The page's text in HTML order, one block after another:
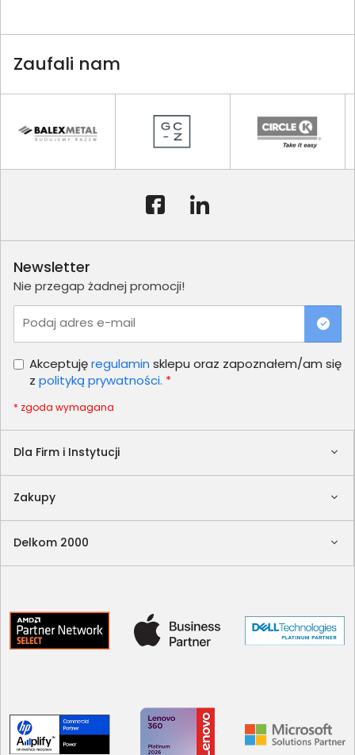
Zaufali nam
Dla Firm i Instytucji
Zakupy
Delkom 2000
Newsletter
Nie przegap żadnej promocji!
Podaj adres e-mail
Akceptujęregulamin sklepu oraz zapoznałem/am się
z polityką prywatności. *
* zgoda wymagana